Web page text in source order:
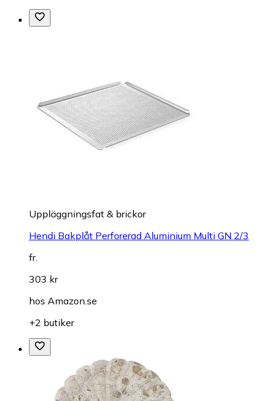
Uppläggningsfat & brickor
Hendi Bakplåt Perforerad Aluminium Multi GN 2/3
fr.
303 kr
hos Amazon.se
+2 butiker